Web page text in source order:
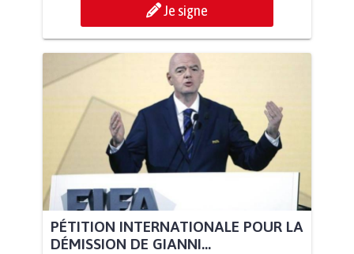
Je signe
PÉTITION INTERNATIONALE POUR LA
DÉMISSION DE GIANNI...